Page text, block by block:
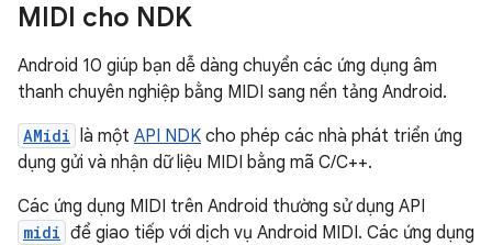
MIDI cho NDK
Android 10 giúp bạn dễ dàng chuyển các ứng dụng âm
thanh chuyên nghiệp bằng MIDI sang nền tảng Android.
AMidi là một API NDK cho phép các nhà phát triển ứng
dụng gửi và nhận dữ liệu MIDI bằng mã C/C++.
Các ứng dụng MIDI trên Android thường sử dụng API
midi để giao tiếp với dịch vụ Android MIDI. Các ứng dụng